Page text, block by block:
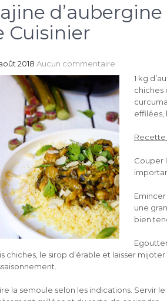
Cuisinier
2018 Aucun commentaire
1 kg
chiches
effilées,
Recette
Couper
une
bien
chiches, le sirop d’érable et laisser
la semoule selon les indications. Servir